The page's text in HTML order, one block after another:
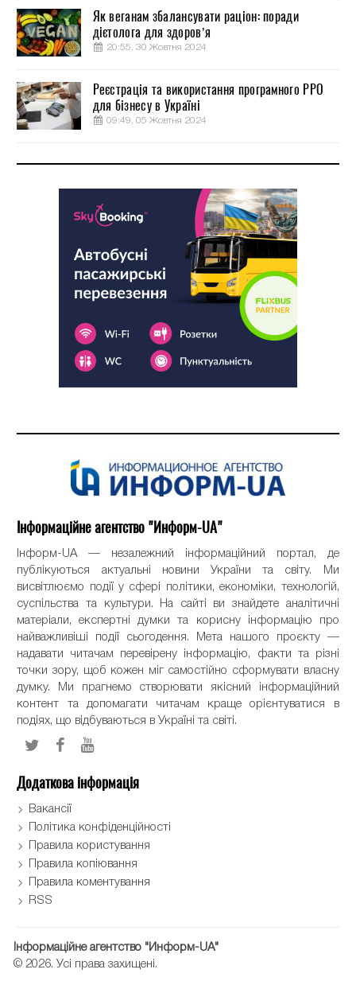
Як веганам збалансувати раціон: поради
дієтолога для здоров’я
20:55, 30 Жовтня 2024
Реєстрація та використання програмного РРО
для бізнесу в Україні
09:49, 05 Жовтня 2024
Інформаційне агентство "Информ-UA"
Інформ-UA — незалежний інформаційний портал, де
публікуються актуальні новини України та світу. Ми
висвітлюємо події у сфері політики, економіки, технологій,
суспільства та культури. На сайті ви знайдете аналітичні
матеріали, експертні думки та корисну інформацію про
найважливіші події сьогодення. Мета нашого проєкту —
надавати читачам перевірену інформацію, факти та різні
точки зору, щоб кожен міг самостійно сформувати власну
думку. Ми прагнемо створювати якісний інформаційний
контент та допомагати читачам краще орієнтуватися в
подіях, що відбуваються в Україні та світі.
Додаткова інформація
Вакансії
Політика конфіденційності
Правила користування
Правила копіювання
Правила коментування
RSS
Інформаційне агентство "Информ-UA"
© 2026. Усі права захищені.